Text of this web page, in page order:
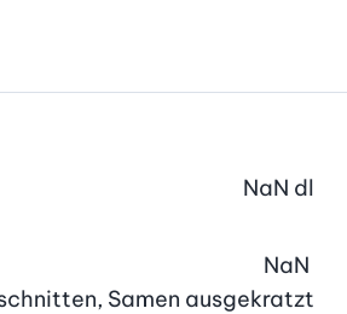
NaN dl
Samen ausgekratzt
NaN